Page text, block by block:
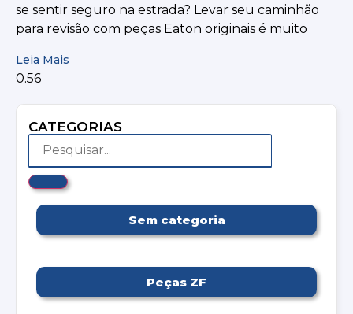
CATEGORIAS
Sem categoria
Peças ZF
se sentir seguro na estrada? Levar seu caminhão
para revisão com peças Eaton originais é muito
Leia Mais